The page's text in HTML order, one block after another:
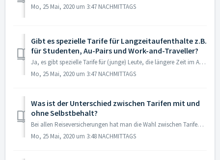
Mo, 25 Mai, 2020 um 3:47 NACHMITTAGS
Gibt es spezielle Tarife für Langzeitaufenthalte z.B.
für Studenten, Au-Pairs und Work-and-Traveller?
Ja, es gibt spezielle Tarife für (junge) Leute, die längere Zeit im Ausland verbringen möchten. Diese beinhalten die gleichen guten Leistungsinhalte wie nor...
Mo, 25 Mai, 2020 um 3:47 NACHMITTAGS
Was ist der Unterschied zwischen Tarifen mit und
ohne Selbstbehalt?
Bei allen Reiseversicherungen hat man die Wahl zwischen Tarifen mit und ohne Selbstbehalt. Tarife mit einer Selbstbeteiligung verlangen logischerweise im Sc...
Mo, 25 Mai, 2020 um 3:48 NACHMITTAGS